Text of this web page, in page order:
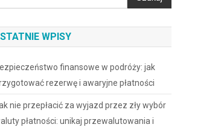
WPISY
finansowe w podróży: jak
rezerwę i awaryjne płatności
nie przepłacić za wyjazd przez zły wybór
płatności: unikaj przewalutowania i